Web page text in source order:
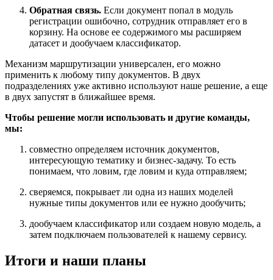
Обратная связь. Если документ попал в модуль
регистрации ошибочно, сотрудник отправляет его в
корзину. На основе ее содержимого мы расширяем
датасет и дообучаем классификатор.
Механизм маршрутизации универсален, его можно
применить к любому типу документов. В двух
подразделениях уже активно используют наше решение, а еще
в двух запустят в ближайшее время.
Чтобы решение могли использовать и другие команды,
мы:
совместно определяем источник документов,
интересующую тематику и бизнес-задачу. То есть
понимаем, что ловим, где ловим и куда отправляем;
сверяемся, покрывает ли одна из наших моделей
нужные типы документов или ее нужно дообучить;
дообучаем классификатор или создаем новую модель, а
затем подключаем пользователей к нашему сервису.
Итоги и наши планы